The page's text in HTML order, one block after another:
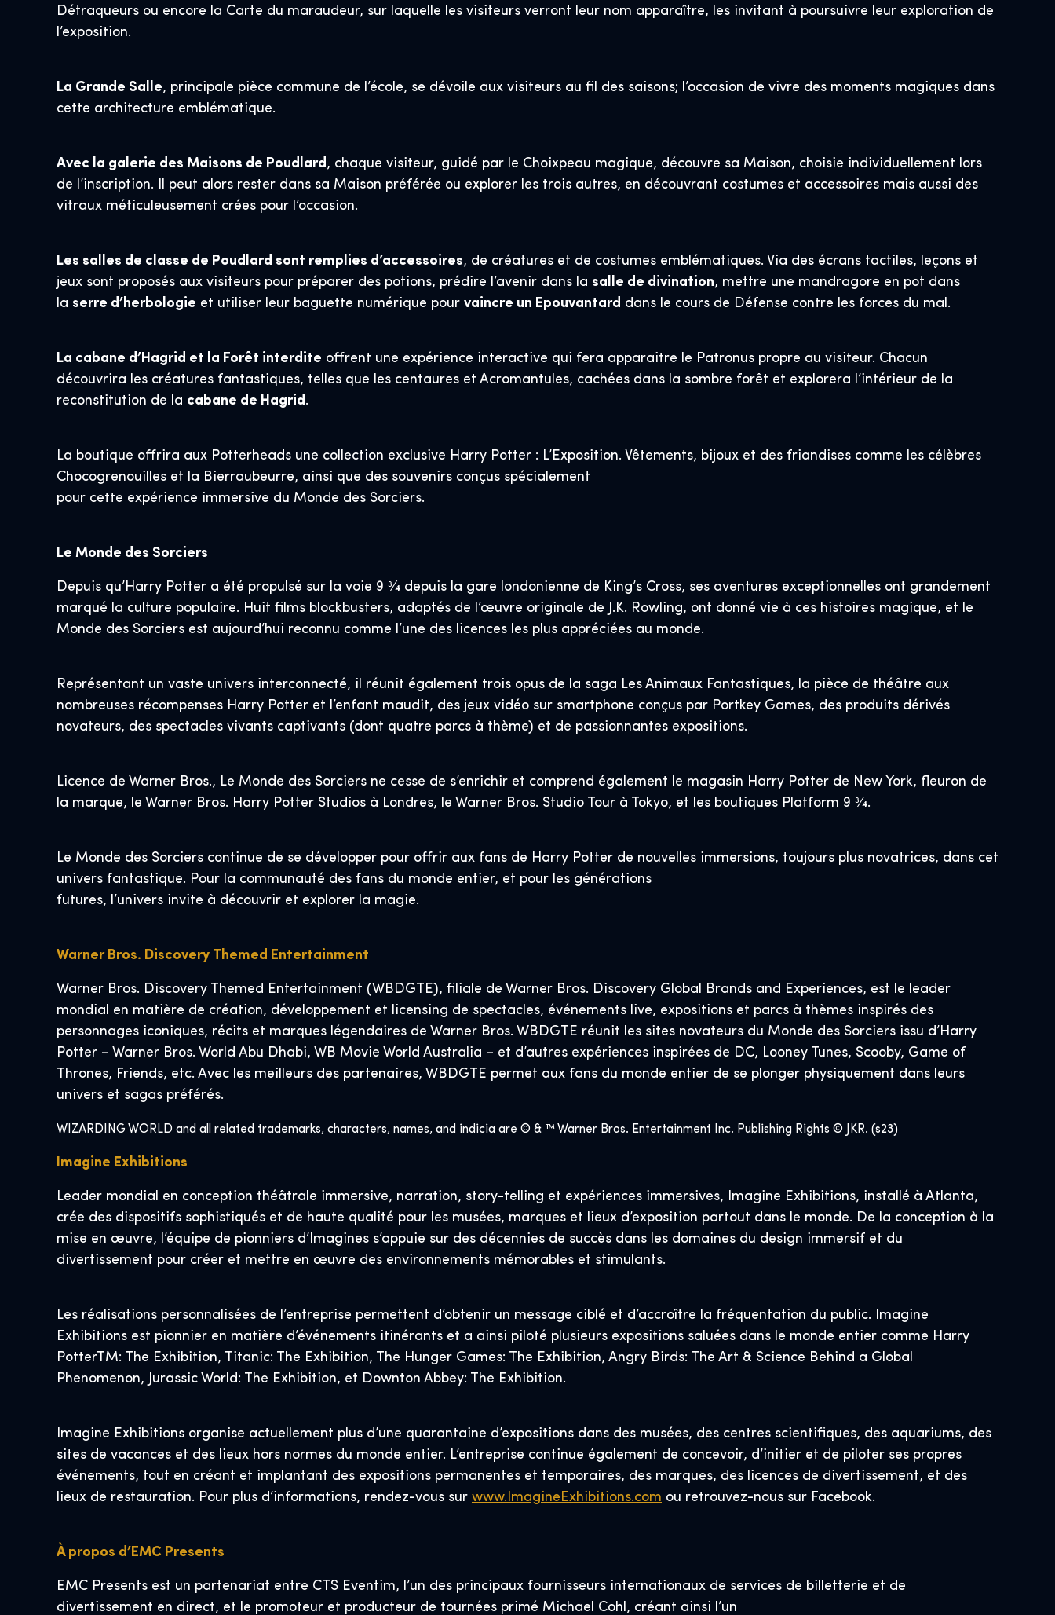
Détraqueurs ou encore la Carte du maraudeur, sur laquelle les visiteurs verront leur nom apparaître, les invitant à poursuivre leur exploration de
l’exposition.
La Grande Salle, principale pièce commune de l’école, se dévoile aux visiteurs au fil des saisons; l’occasion de vivre des moments magiques dans
cette architecture emblématique.
Avec la galerie des Maisons de Poudlard, chaque visiteur, guidé par le Choixpeau magique, découvre sa Maison, choisie individuellement lors
de l’inscription. Il peut alors rester dans sa Maison préférée ou explorer les trois autres, en découvrant costumes et accessoires mais aussi des
vitraux méticuleusement crées pour l’occasion.
Les salles de classe de Poudlard sont remplies d’accessoires, de créatures et de costumes emblématiques. Via des écrans tactiles, leçons et
jeux sont proposés aux visiteurs pour préparer des potions, prédire l’avenir dans la salle de divination, mettre une mandragore en pot dans
la serre d’herbologie et utiliser leur baguette numérique pour vaincre un Epouvantard dans le cours de Défense contre les forces du mal.
La cabane d’Hagrid et la Forêt interdite offrent une expérience interactive qui fera apparaitre le Patronus propre au visiteur. Chacun
découvrira les créatures fantastiques, telles que les centaures et Acromantules, cachées dans la sombre forêt et explorera l’intérieur de la
reconstitution de la cabane de Hagrid.
La boutique offrira aux Potterheads une collection exclusive Harry Potter : L’Exposition. Vêtements, bijoux et des friandises comme les célèbres
Chocogrenouilles et la Bierraubeurre, ainsi que des souvenirs conçus spécialement
pour cette expérience immersive du Monde des Sorciers.
Le Monde des Sorciers
Depuis qu’Harry Potter a été propulsé sur la voie 9 3⁄4 depuis la gare londonienne de King’s Cross, ses aventures exceptionnelles ont grandement
marqué la culture populaire. Huit films blockbusters, adaptés de l’œuvre originale de J.K. Rowling, ont donné vie à ces histoires magique, et le
Monde des Sorciers est aujourd’hui reconnu comme l’une des licences les plus appréciées au monde.
Représentant un vaste univers interconnecté, il réunit également trois opus de la saga Les Animaux Fantastiques, la pièce de théâtre aux
nombreuses récompenses Harry Potter et l’enfant maudit, des jeux vidéo sur smartphone conçus par Portkey Games, des produits dérivés
novateurs, des spectacles vivants captivants (dont quatre parcs à thème) et de passionnantes expositions.
Licence de Warner Bros., Le Monde des Sorciers ne cesse de s’enrichir et comprend également le magasin Harry Potter de New York, fleuron de
la marque, le Warner Bros. Harry Potter Studios à Londres, le Warner Bros. Studio Tour à Tokyo, et les boutiques Platform 9 3⁄4.
Le Monde des Sorciers continue de se développer pour offrir aux fans de Harry Potter de nouvelles immersions, toujours plus novatrices, dans cet
univers fantastique. Pour la communauté des fans du monde entier, et pour les générations
futures, l’univers invite à découvrir et explorer la magie.
Warner Bros. Discovery Themed Entertainment
Warner Bros. Discovery Themed Entertainment (WBDGTE), filiale de Warner Bros. Discovery Global Brands and Experiences, est le leader
mondial en matière de création, développement et licensing de spectacles, événements live, expositions et parcs à thèmes inspirés des
personnages iconiques, récits et marques légendaires de Warner Bros. WBDGTE réunit les sites novateurs du Monde des Sorciers issu d’Harry
Potter – Warner Bros. World Abu Dhabi, WB Movie World Australia – et d’autres expériences inspirées de DC, Looney Tunes, Scooby, Game of
Thrones, Friends, etc. Avec les meilleurs des partenaires, WBDGTE permet aux fans du monde entier de se plonger physiquement dans leurs
univers et sagas préférés.
WIZARDING WORLD and all related trademarks, characters, names, and indicia are © & ™ Warner Bros. Entertainment Inc. Publishing Rights © JKR. (s23)
Imagine Exhibitions
Leader mondial en conception théâtrale immersive, narration, story-telling et expériences immersives, Imagine Exhibitions, installé à Atlanta,
crée des dispositifs sophistiqués et de haute qualité pour les musées, marques et lieux d’exposition partout dans le monde. De la conception à la
mise en œuvre, l’équipe de pionniers d’Imagines s’appuie sur des décennies de succès dans les domaines du design immersif et du
divertissement pour créer et mettre en œuvre des environnements mémorables et stimulants.
Les réalisations personnalisées de l’entreprise permettent d’obtenir un message ciblé et d’accroître la fréquentation du public. Imagine
Exhibitions est pionnier en matière d’événements itinérants et a ainsi piloté plusieurs expositions saluées dans le monde entier comme Harry
PotterTM: The Exhibition, Titanic: The Exhibition, The Hunger Games: The Exhibition, Angry Birds: The Art & Science Behind a Global
Phenomenon, Jurassic World: The Exhibition, et Downton Abbey: The Exhibition.
Imagine Exhibitions organise actuellement plus d’une quarantaine d’expositions dans des musées, des centres scientifiques, des aquariums, des
sites de vacances et des lieux hors normes du monde entier. L’entreprise continue également de concevoir, d’initier et de piloter ses propres
événements, tout en créant et implantant des expositions permanentes et temporaires, des marques, des licences de divertissement, et des
lieux de restauration. Pour plus d’informations, rendez-vous sur www.ImagineExhibitions.com ou retrouvez-nous sur Facebook.
À propos d’EMC Presents
EMC Presents est un partenariat entre CTS Eventim, l’un des principaux fournisseurs internationaux de services de billetterie et de
divertissement en direct, et le promoteur et producteur de tournées primé Michael Cohl, créant ainsi l’un